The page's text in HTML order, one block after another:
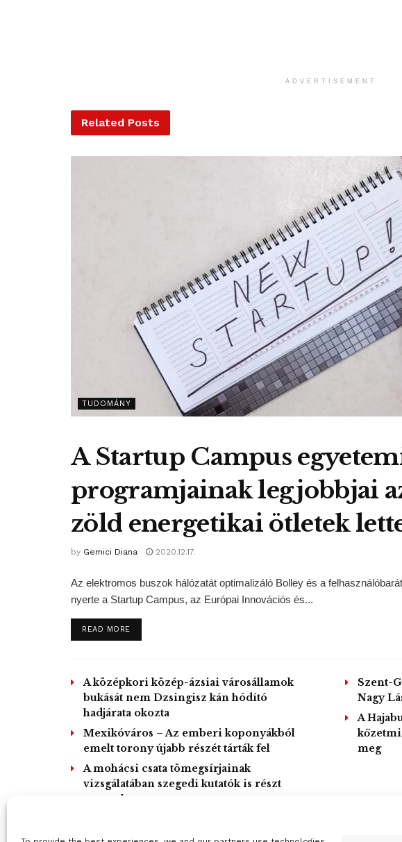
ADVERTISEMENT
Related Posts
TUDOMÁNY
A Startup Campus
programjainak legjobbjai
zöld energetikai ötletek
by Gemici Diana 2020.12.17.
Az elektromos buszok hálózatát optimalizáló Bolley és a
nyerte a Startup Campus, az Európai Innovációs és...
READ MOREDETAILS
A középkori közép-ázsiai városállamok
bukását nem Dzsingisz kán hódító
hadjárata okozta
Mexikóváros – Az emberi koponyákból
emelt torony újabb részét tárták fel
A mohácsi csata tömegsírjainak
vizsgálatában szegedi kutatók is részt
vesznek
Szent-
Nagy
A
meg